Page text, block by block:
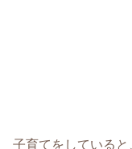
子育てをしている